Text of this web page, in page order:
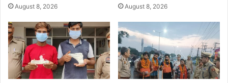
August 8, 2026 August 8, 2026